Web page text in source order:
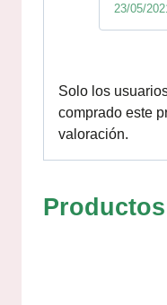
23/05/
Solo los
comprado este
valoración.